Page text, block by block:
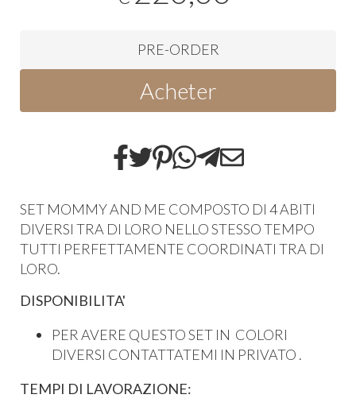
PRE-ORDER
Acheter
SET MOMMY AND ME COMPOSTO DI 4 ABITI
DIVERSI TRA DI LORO NELLO STESSO TEMPO
TUTTI PERFETTAMENTE COORDINATI TRA DI
LORO.
DISPONIBILITA'
PER AVERE QUESTO SET IN COLORI
DIVERSI CONTATTATEMI IN PRIVATO .
TEMPI DI LAVORAZIONE: